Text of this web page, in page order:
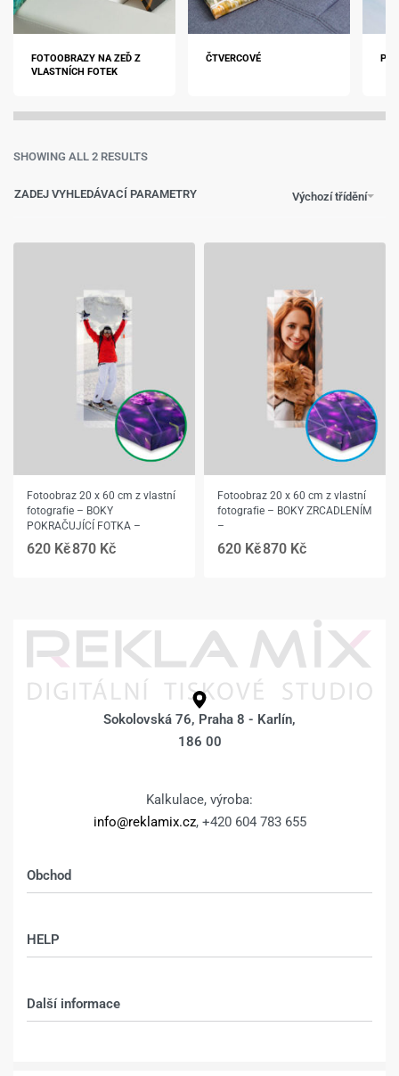
FOTOOBRAZY NA ZEĎ Z
VLASTNÍCH FOTEK
ČTVERCOVÉ
SHOWING ALL 2 RESULTS
Výchozí třídění
ZADEJ VYHLEDÁVACÍ PARAMETRY
Fotoobraz 20 x 60 cm z vlastní
fotografie – BOKY
POKRAČUJÍCÍ FOTKA –
620 Kč870 Kč
Fotoobraz 20 x 60 cm z vlastní
fotografie – BOKY ZRCADLENÍM
–
620 Kč870 Kč
Sokolovská 76, Praha 8 - Karlín,
186 00
Kalkulace, výroba:
info@reklamix.cz, +420 604 783 655
Obchod
HELP
Další informace